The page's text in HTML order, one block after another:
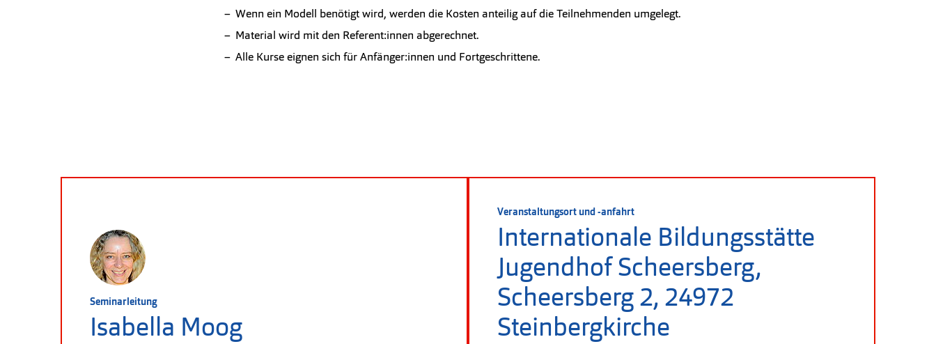
Wenn ein Modell benötigt wird, werden die Kosten anteilig auf die Teilnehmenden umgelegt.
Material wird mit den Referent:innen abgerechnet.
Alle Kurse eignen sich für Anfänger:innen und Fortgeschrittene.
Seminarleitung
Isabella Moog
Veranstaltungsort und -anfahrt
Internationale Bildungsstätte
Jugendhof Scheersberg,
Scheersberg 2, 24972
Steinbergkirche